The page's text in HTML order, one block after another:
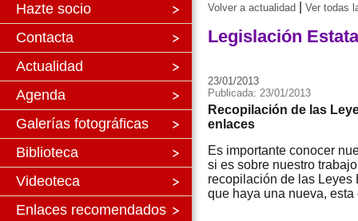
Hazte socio
Contacta
Actualidad
Agenda
Galerías fotográficas
Biblioteca
Videoteca
Enlaces recomendados
Volver a actualidad Ver todas
Legislación
23/01/2013
Publicada: 23/01/2013
Recopilación de las
enlaces
Es importante conocer
si es sobre nuestro
recopilación de las Leyes
que haya una nueva,